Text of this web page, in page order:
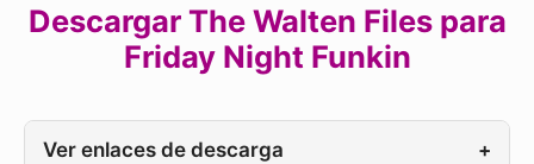
Descargar The Walten Files para
Friday Night Funkin
Ver enlaces de descarga +